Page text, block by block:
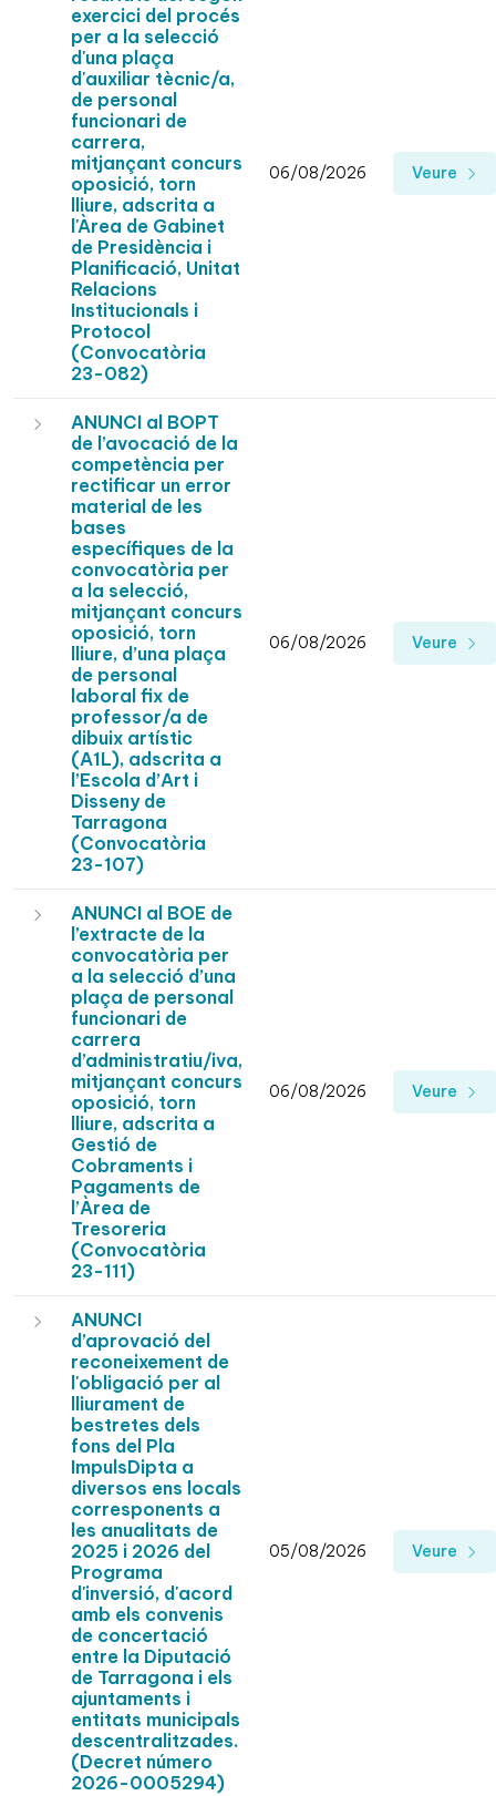
exercici del procés
per a la selecció
d'una plaça
d'auxiliar tècnic/a,
de personal
funcionari de
carrera,
mitjançant concurs
oposició, torn
lliure, adscrita a
l'Àrea de Gabinet
de Presidència i
Planificació, Unitat
Relacions
Institucionals i
Protocol
(Convocatòria
23-082)
06/08/2026 Veure
ANUNCI al BOPT
de l’avocació de la
competència per
rectificar un error
material de les
bases
específiques de la
convocatòria per
a la selecció,
mitjançant concurs
oposició, torn
lliure, d’una plaça
de personal
laboral fix de
professor/a de
dibuix artístic
(A1L), adscrita a
l’Escola d’Art i
Disseny de
Tarragona
(Convocatòria
23-107)
06/08/2026 Veure
ANUNCI al BOE de
l’extracte de la
convocatòria per
a la selecció d’una
plaça de personal
funcionari de
carrera
d’administratiu/iva,
mitjançant concurs
oposició, torn
lliure, adscrita a
Gestió de
Cobraments i
Pagaments de
l’Àrea de
Tresoreria
(Convocatòria
23-111)
06/08/2026 Veure
ANUNCI
d’aprovació del
reconeixement de
l'obligació per al
lliurament de
bestretes dels
fons del Pla
ImpulsDipta a
diversos ens locals
corresponents a
les anualitats de
2025 i 2026 del
Programa
d'inversió, d'acord
amb els convenis
de concertació
entre la Diputació
de Tarragona i els
ajuntaments i
entitats municipals
descentralitzades.
(Decret número
2026-0005294)
05/08/2026 Veure